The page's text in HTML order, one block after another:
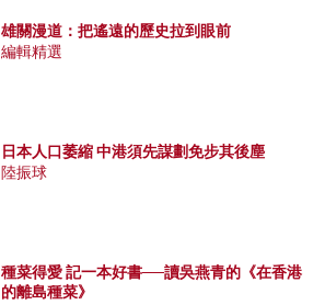
雄關漫道：把遙遠的歷史拉到眼前
編輯精選
日本人口萎縮 中港須先謀劃免步其後塵
陸振球
種菜得愛 記一本好書──讀吳燕青的《在香港
的離島種菜》